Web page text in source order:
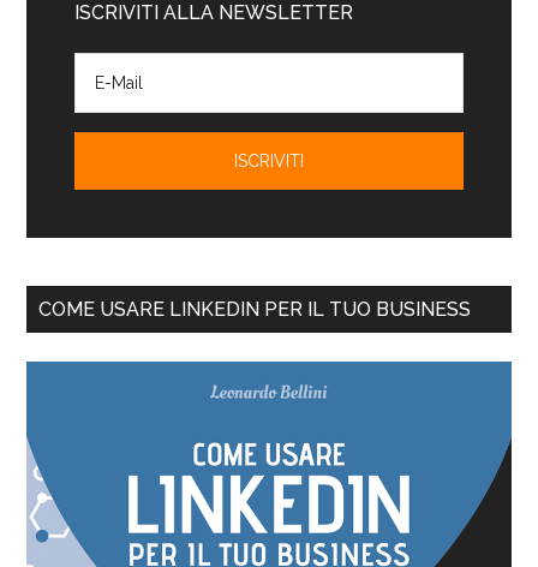
ISCRIVITI ALLA NEWSLETTER
COME USARE LINKEDIN PER IL TUO BUSINESS